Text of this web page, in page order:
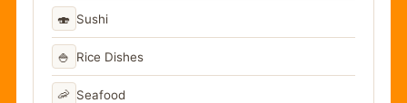
🍣 Sushi
🍚 Rice Dishes
🦐 Seafood